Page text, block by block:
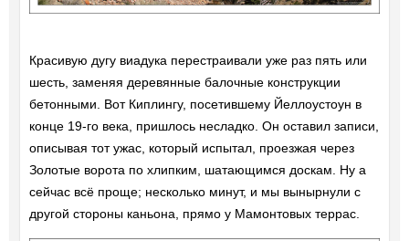
Красивую дугу виадука перестраивали уже раз пять или
шесть, заменяя деревянные балочные конструкции
бетонными. Вот Киплингу, посетившему Йеллоустоун в
конце 19-го века, пришлось несладко. Он оставил записи,
описывая тот ужас, который испытал, проезжая через
Золотые ворота по хлипким, шатающимся доскам. Ну а
сейчас всё проще; несколько минут, и мы вынырнули с
другой стороны каньона, прямо у Мамонтовых террас.